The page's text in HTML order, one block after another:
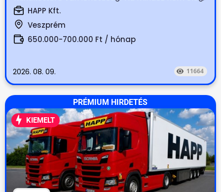
akkor honoráljuk...
HAPP Kft.
Veszprém
650.000-700.000 Ft / hónap
2026. 08. 09. 11664
PRÉMIUM HIRDETÉS
KIEMELT